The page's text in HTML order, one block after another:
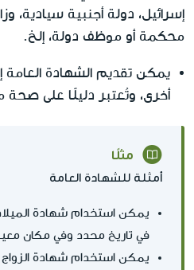
إسرائيل، دولة أجنبية سيادية،
محكمة أو موظف دولة، إلخ.
يمكن تقديم الشهادة العامة
أخرى، وتُعتبر دليلًا على
مثلًا
أمثلة للشهادة العامة
يمكن استخدام شهادة
في تاريخ محدد وفي مكان
يمكن استخدام شهادة